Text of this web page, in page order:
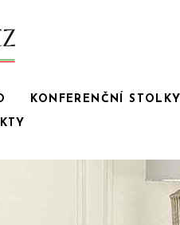
KONFERENČNÍ STOLKY